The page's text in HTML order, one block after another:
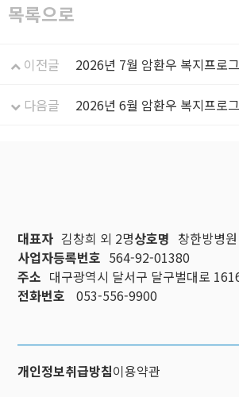
목록으로
이전글 2026년 7월 암환우 복지프로
다음글 2026년 6월 암환우 복지프로
대표자 김창희 외 2명상호명 창한방병원
사업자등록번호 564-92-01380
주소 대구광역시 달서구 달구벌대로
전화번호
053-556-9900
개인정보취급방침이용약관